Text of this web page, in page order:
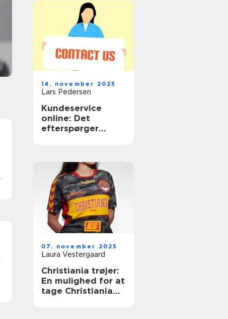
og mindre virksomheder udfordringer med
vandkvaliteten. Bakterier, vira og andre
mikroorganismer kan snig...
14. november 2025
Lars Pedersen
Kundeservice
online: Det
efterspørger
07. november 2025
Laura Vestergaard
Christiania trøjer:
En mulighed for at
tage Christiania